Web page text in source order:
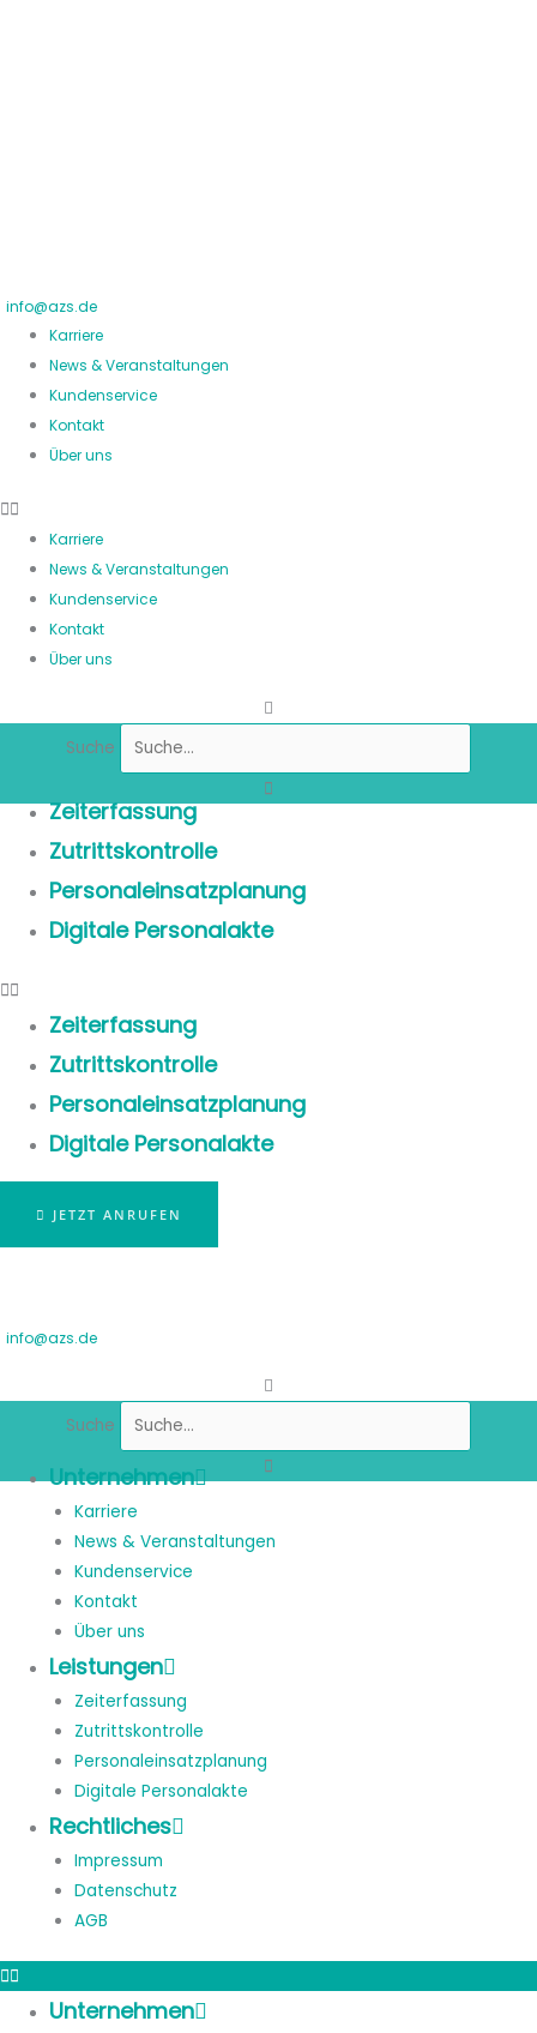
info@azs.de
Karriere
News & Veranstaltungen
Kundenservice
Kontakt
Über uns
Karriere
News & Veranstaltungen
Kundenservice
Kontakt
Über uns
Suche
Zeiterfassung
Zutrittskontrolle
Personaleinsatzplanung
Digitale Personalakte
Zeiterfassung
Zutrittskontrolle
Personaleinsatzplanung
Digitale Personalakte
JETZT ANRUFEN
info@azs.de
Suche
Unternehmen
Karriere
News & Veranstaltungen
Kundenservice
Kontakt
Über uns
Leistungen
Zeiterfassung
Zutrittskontrolle
Personaleinsatzplanung
Digitale Personalakte
Rechtliches
Impressum
Datenschutz
AGB
Unternehmen